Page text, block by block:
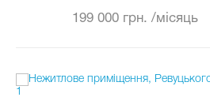
199 000 грн. /місяць